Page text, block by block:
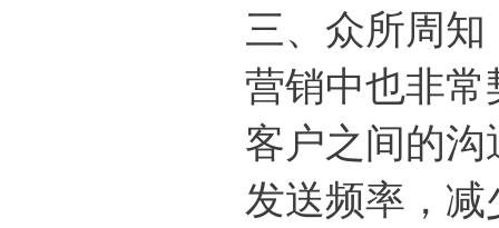
三、众所周
营销中也非
客户之间的
发送频率，